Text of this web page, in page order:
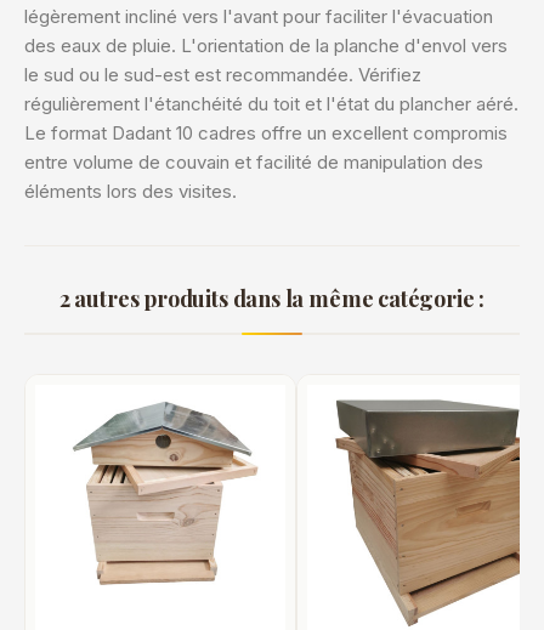
légèrement incliné vers l'avant pour faciliter l'évacuation
des eaux de pluie. L'orientation de la planche d'envol vers
le sud ou le sud-est est recommandée. Vérifiez
régulièrement l'étanchéité du toit et l'état du plancher aéré.
Le format Dadant 10 cadres offre un excellent compromis
entre volume de couvain et facilité de manipulation des
éléments lors des visites.
2 autres produits dans la même catégorie :